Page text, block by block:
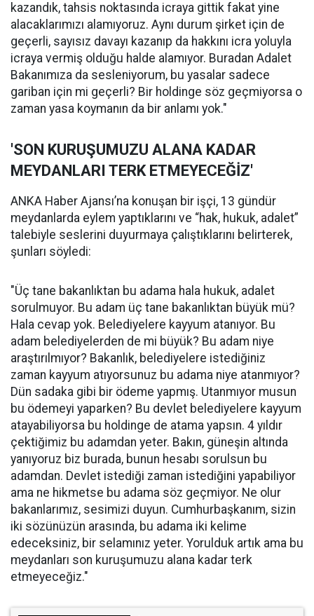
kazandık, tahsis noktasında icraya gittik fakat yine
alacaklarımızı alamıyoruz. Aynı durum şirket için de
geçerli, sayısız davayı kazanıp da hakkını icra yoluyla
icraya vermiş olduğu halde alamıyor. Buradan Adalet
Bakanımıza da sesleniyorum, bu yasalar sadece
gariban için mi geçerli? Bir holdinge söz geçmiyorsa o
zaman yasa koymanın da bir anlamı yok."
'SON KURUŞUMUZU ALANA KADAR
MEYDANLARI TERK ETMEYECEĞİZ'
ANKA Haber Ajansı’na konuşan bir işçi, 13 gündür
meydanlarda eylem yaptıklarını ve “hak, hukuk, adalet”
talebiyle seslerini duyurmaya çalıştıklarını belirterek,
şunları söyledi:
"Üç tane bakanlıktan bu adama hala hukuk, adalet
sorulmuyor. Bu adam üç tane bakanlıktan büyük mü?
Hala cevap yok. Belediyelere kayyum atanıyor. Bu
adam belediyelerden de mi büyük? Bu adam niye
araştırılmıyor? Bakanlık, belediyelere istediğiniz
zaman kayyum atıyorsunuz bu adama niye atanmıyor?
Dün sadaka gibi bir ödeme yapmış. Utanmıyor musun
bu ödemeyi yaparken? Bu devlet belediyelere kayyum
atayabiliyorsa bu holdinge de atama yapsın. 4 yıldır
çektiğimiz bu adamdan yeter. Bakın, güneşin altında
yanıyoruz biz burada, bunun hesabı sorulsun bu
adamdan. Devlet istediği zaman istediğini yapabiliyor
ama ne hikmetse bu adama söz geçmiyor. Ne olur
bakanlarımız, sesimizi duyun. Cumhurbaşkanım, sizin
iki sözünüzün arasında, bu adama iki kelime
edeceksiniz, bir selamınız yeter. Yorulduk artık ama bu
meydanları son kuruşumuzu alana kadar terk
etmeyeceğiz."